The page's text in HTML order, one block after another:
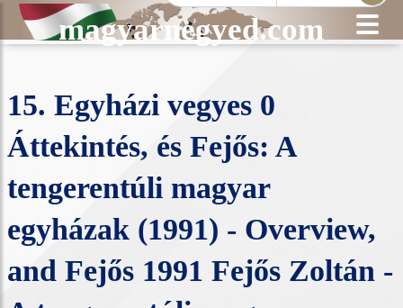
magyarnegyed.com
15. Egyházi vegyes 0
Áttekintés, és Fejős: A
tengerentúli magyar
egyházak (1991) - Overview,
and Fejős 1991 Fejős Zoltán -